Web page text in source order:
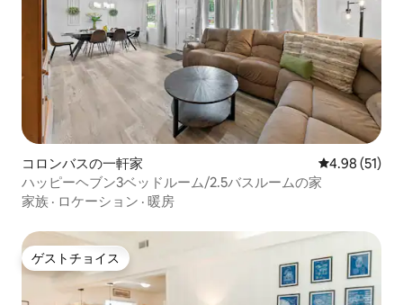
コロンバスの一軒家 レビュー51
4.98 (51)
ハッピーヘブン3ベッドルーム/2.5バスルームの家
家族 · ロケーション · 暖房
ゲストチョイス
ゲストチョイス